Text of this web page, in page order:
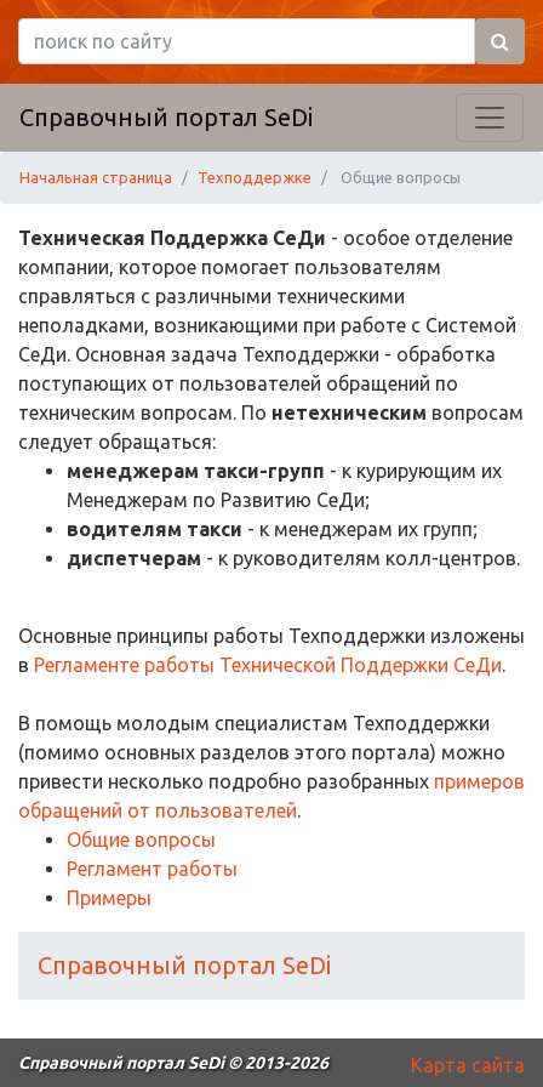
Справочный портал SeDi
Начальная страница Техподдержке Общие вопросы
Техническая Поддержка СеДи - особое отделение
компании, которое помогает пользователям
справляться с различными техническими
неполадками, возникающими при работе с Системой
СеДи. Основная задача Техподдержки - обработка
поступающих от пользователей обращений по
техническим вопросам. По нетехническим вопросам
следует обращаться:
менеджерам такси-групп - к курирующим их
Менеджерам по Развитию СеДи;
водителям такси - к менеджерам их групп;
диспетчерам - к руководителям колл-центров.
Основные принципы работы Техподдержки изложены
в Регламенте работы Технической Поддержки СеДи.
В помощь молодым специалистам Техподдержки
(помимо основных разделов этого портала) можно
привести несколько подробно разобранных примеров
обращений от пользователей.
Общие вопросы
Регламент работы
Примеры
Справочный портал SeDi
Карта сайта
Справочный портал SeDi© 2013-2026